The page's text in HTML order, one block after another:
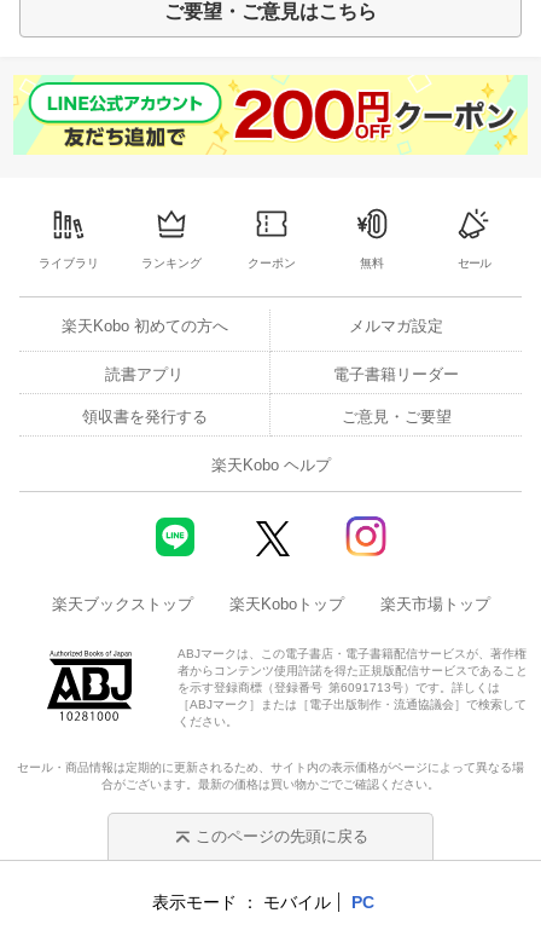
ご要望・ご意見はこちら
ライブラリ ランキング クーポン 無料 セール
楽天Kobo 初めての方へ メルマガ設定
読書アプリ 電子書籍リーダー
領収書を発行する ご意見・ご要望
楽天Kobo ヘルプ
楽天ブックストップ 楽天Koboトップ 楽天市場トップ
ABJマークは、この電子書店・電子書籍配信サービスが、著作権
者からコンテンツ使用許諾を得た正規版配信サービスであること
を示す登録商標（登録番号 第6091713号）です。詳しくは
［ABJマーク］または［電子出版制作・流通協議会］で検索して
ください。
セール・商品情報は定期的に更新されるため、サイト内の表示価格がページによって異なる場
合がございます。最新の価格は買い物かごでご確認ください。
このページの先頭に戻る
表示モード モバイル PC